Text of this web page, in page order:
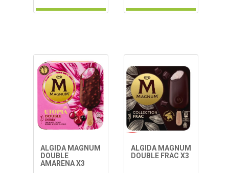
ALGIDA MAGNUM
DOUBLE
AMARENA X3
ALGIDA MAGNUM
DOUBLE FRAC X3